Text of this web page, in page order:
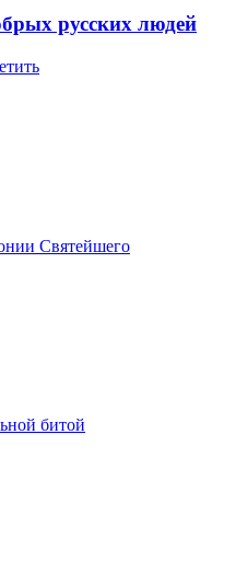
русских людей
Святейшего
битой